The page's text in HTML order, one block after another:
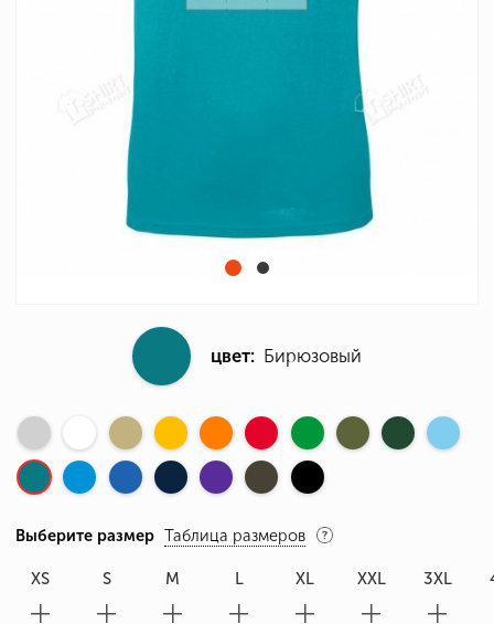
цвет:Бирюзовый
Выберите размер Таблица размеров
XS S M L XL XXL 3XL